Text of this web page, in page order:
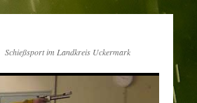
Schießsport im Landkreis Uckermark